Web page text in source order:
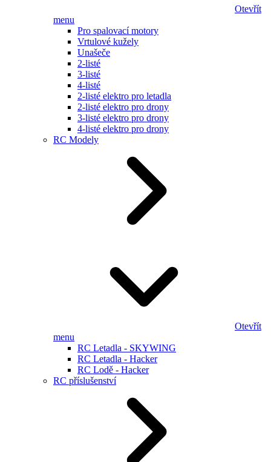
Otevřít
menu
Pro spalovací motory
Vrtulové kužely
Unašeče
2-listé
3-listé
4-listé
2-listé elektro pro letadla
2-listé elektro pro drony
3-listé elektro pro drony
4-listé elektro pro drony
RC Modely
Otevřít
menu
RC Letadla - SKYWING
RC Letadla - Hacker
RC Lodě - Hacker
RC příslušenství